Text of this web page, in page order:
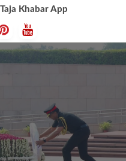
Taja Khabar App